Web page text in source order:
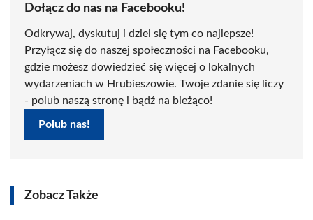
Dołącz do nas na Facebooku!
Odkrywaj, dyskutuj i dziel się tym co najlepsze!
Przyłącz się do naszej społeczności na Facebooku,
gdzie możesz dowiedzieć się więcej o lokalnych
wydarzeniach w Hrubieszowie. Twoje zdanie się liczy
- polub naszą stronę i bądź na bieżąco!
Polub nas!
Zobacz Także